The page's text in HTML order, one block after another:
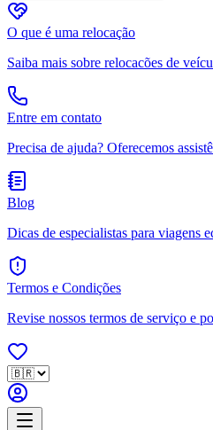
O que é uma relocação
Saiba mais sobre relocacões de
Entre em contato
Precisa de ajuda? Oferecemos
Blog
Dicas de especialistas para viagens
Termos e Condições
Revise nossos termos de serviço e